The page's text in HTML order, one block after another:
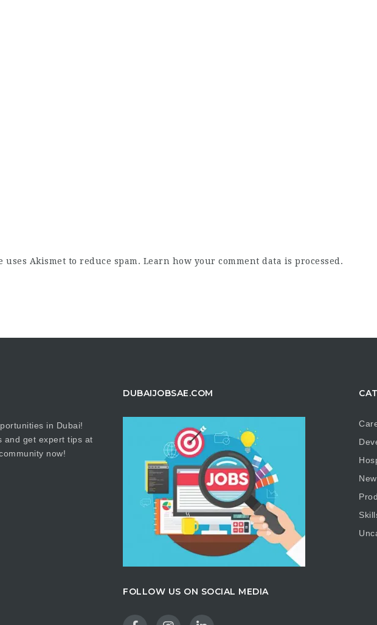
uses Akismet to reduce spam. Learn how your comment data is processed.
in Dubai!
and get expert tips at
now!
DUBAIJOBSAE.COM
FOLLOW US ON SOCIAL MEDIA